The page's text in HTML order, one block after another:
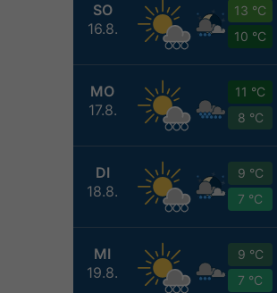
SO
16.8.
13 °C
10 °C
MO
17.8.
11 °C
8 °C
DI
18.8.
9 °C
7 °C
MI
19.8.
9 °C
7 °C